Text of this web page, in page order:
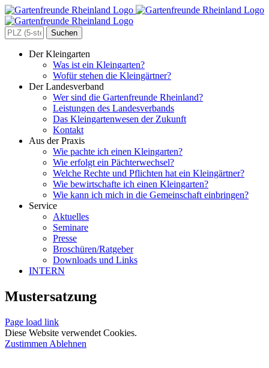
Zum
Inhalt
springen
Search
for:
Der Kleingarten
Was ist ein Kleingarten?
Wofür stehen die Kleingärtner?
Der Landesverband
Wer sind die Gartenfreunde Rheinland?
Leistungen des Landesverbands
Das Kleingartenwesen der Zukunft
Kontakt
Aus der Praxis
Wie pachte ich einen Kleingarten?
Wie erfolgt ein Pächterwechsel?
Welche Rechte und Pflichten hat ein Kleingärtner?
Wie bewirtschafte ich einen Kleingarten?
Wie kann ich mich in die Gemeinschaft einbringen?
Service
Aktuelles
Seminare
Presse
Broschüren/Ratgeber
Downloads und Links
INTERN
Mustersatzung
Page load link
Diese Website verwendet Cookies.
Zustimmen Ablehnen